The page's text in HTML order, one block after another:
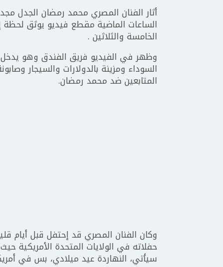
أثار الفنان المصري محمد رمضان الجدل
الساعات الماضية مقطع فيديو يوثق لحظة
الخامسة والثلاثين .
وظهر في الفيديو فريق الفندق وهو يدخل
السوداء ومزينة بالدولارات والسيجار
المتابعين ضد محمد رمضان.
وكان الفنان المصري قد إحتفل قبل أيام
حفلاته في الولايات المتحدة الأمريكية
سيأتي، النهاردة عيد ميلادي، بس في